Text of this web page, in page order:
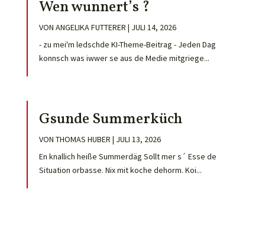
Wen wunnert’s ?
VON ANGELIKA FUTTERER | JULI 14, 2026
- zu mei'm ledschde KI-Theme-Beitrag - Jeden Dag
konnsch was iwwer se aus de Medie mitgriege...
Gsunde Summerküch
VON THOMAS HUBER | JULI 13, 2026
En knallich heiße Summerdäg Sollt mer s´ Esse de
Situation orbasse. Nix mit koche dehorm. Koi...